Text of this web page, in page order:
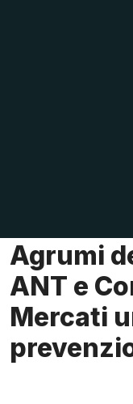
Agrumi
ANT e
Mercati